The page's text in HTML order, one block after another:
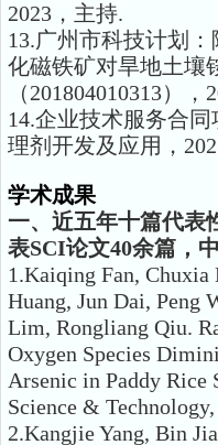
2023，主持.
13.广州市科技计划
化磁铁矿对旱地土壤
（201804010313）
14.企业技术服务合
理剂开发及应用，
学术成果
一、近五年十篇代表
表SCI论文40余篇，
1.Kaiqing Fan,
Huang, Jun Dai, Peng
Lim, Rongliang Qiu.
Oxygen Species
Arsenic in Paddy Rice
Science &
2.Kangjie Yang, Bin